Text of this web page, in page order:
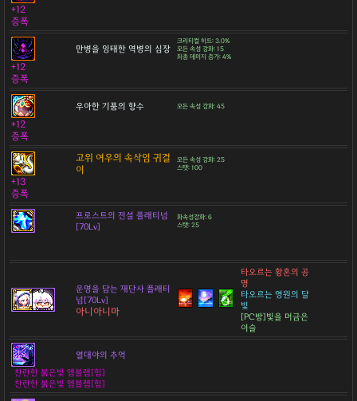
+12
증폭
만병을 잉태한 역병의 심장
크리티컬 히트: 3.0%
모든 속성 강화: 15
최종 데미지 증가: 4%
+12
증폭
우아한 기품의 향수 모든 속성 강화: 45
+12
증폭
고위 여우의 속삭임 귀걸
이
모든 속성 강화: 25
스탯: 100
+13
증폭
프로스트의 전설 플래티넘
[70Lv]
화속성강화: 6
스탯: 25
운명을 담는 재단사 플래티
넘[70Lv]
아니아니마
타오르는 황혼의 공
명
타오르는 영원의 달
빛
[PC방]빛을 머금은
이슬
열대야의 추억
찬란한 붉은빛 엠블렘[힘]
찬란한 붉은빛 엠블렘[힘]